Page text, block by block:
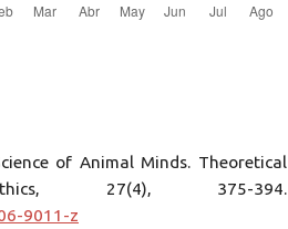
of Animal Minds. Theoretical
27(4), 375-394.
9011-z